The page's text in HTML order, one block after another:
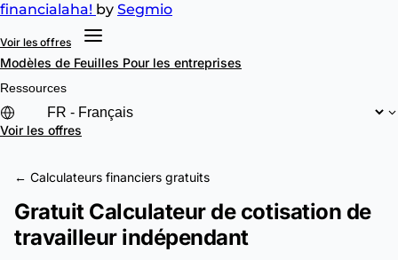
financialaha! by Segmio
Voir les offres
Modèles de Feuilles Pour les entreprises
Ressources
Voir les offres
← Calculateurs financiers gratuits
Gratuit Calculateur de cotisation de
travailleur indépendant